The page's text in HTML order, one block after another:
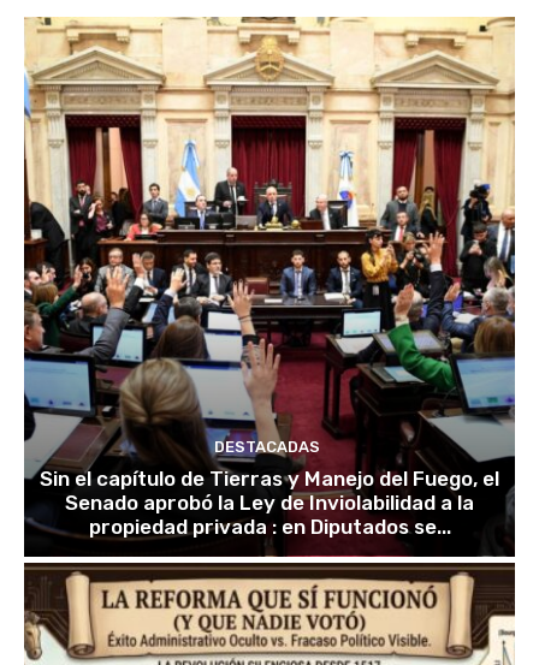
DESTACADAS
Sin el capítulo de Tierras y Manejo del Fuego, el
Senado aprobó la Ley de Inviolabilidad a la
propiedad privada : en Diputados se...